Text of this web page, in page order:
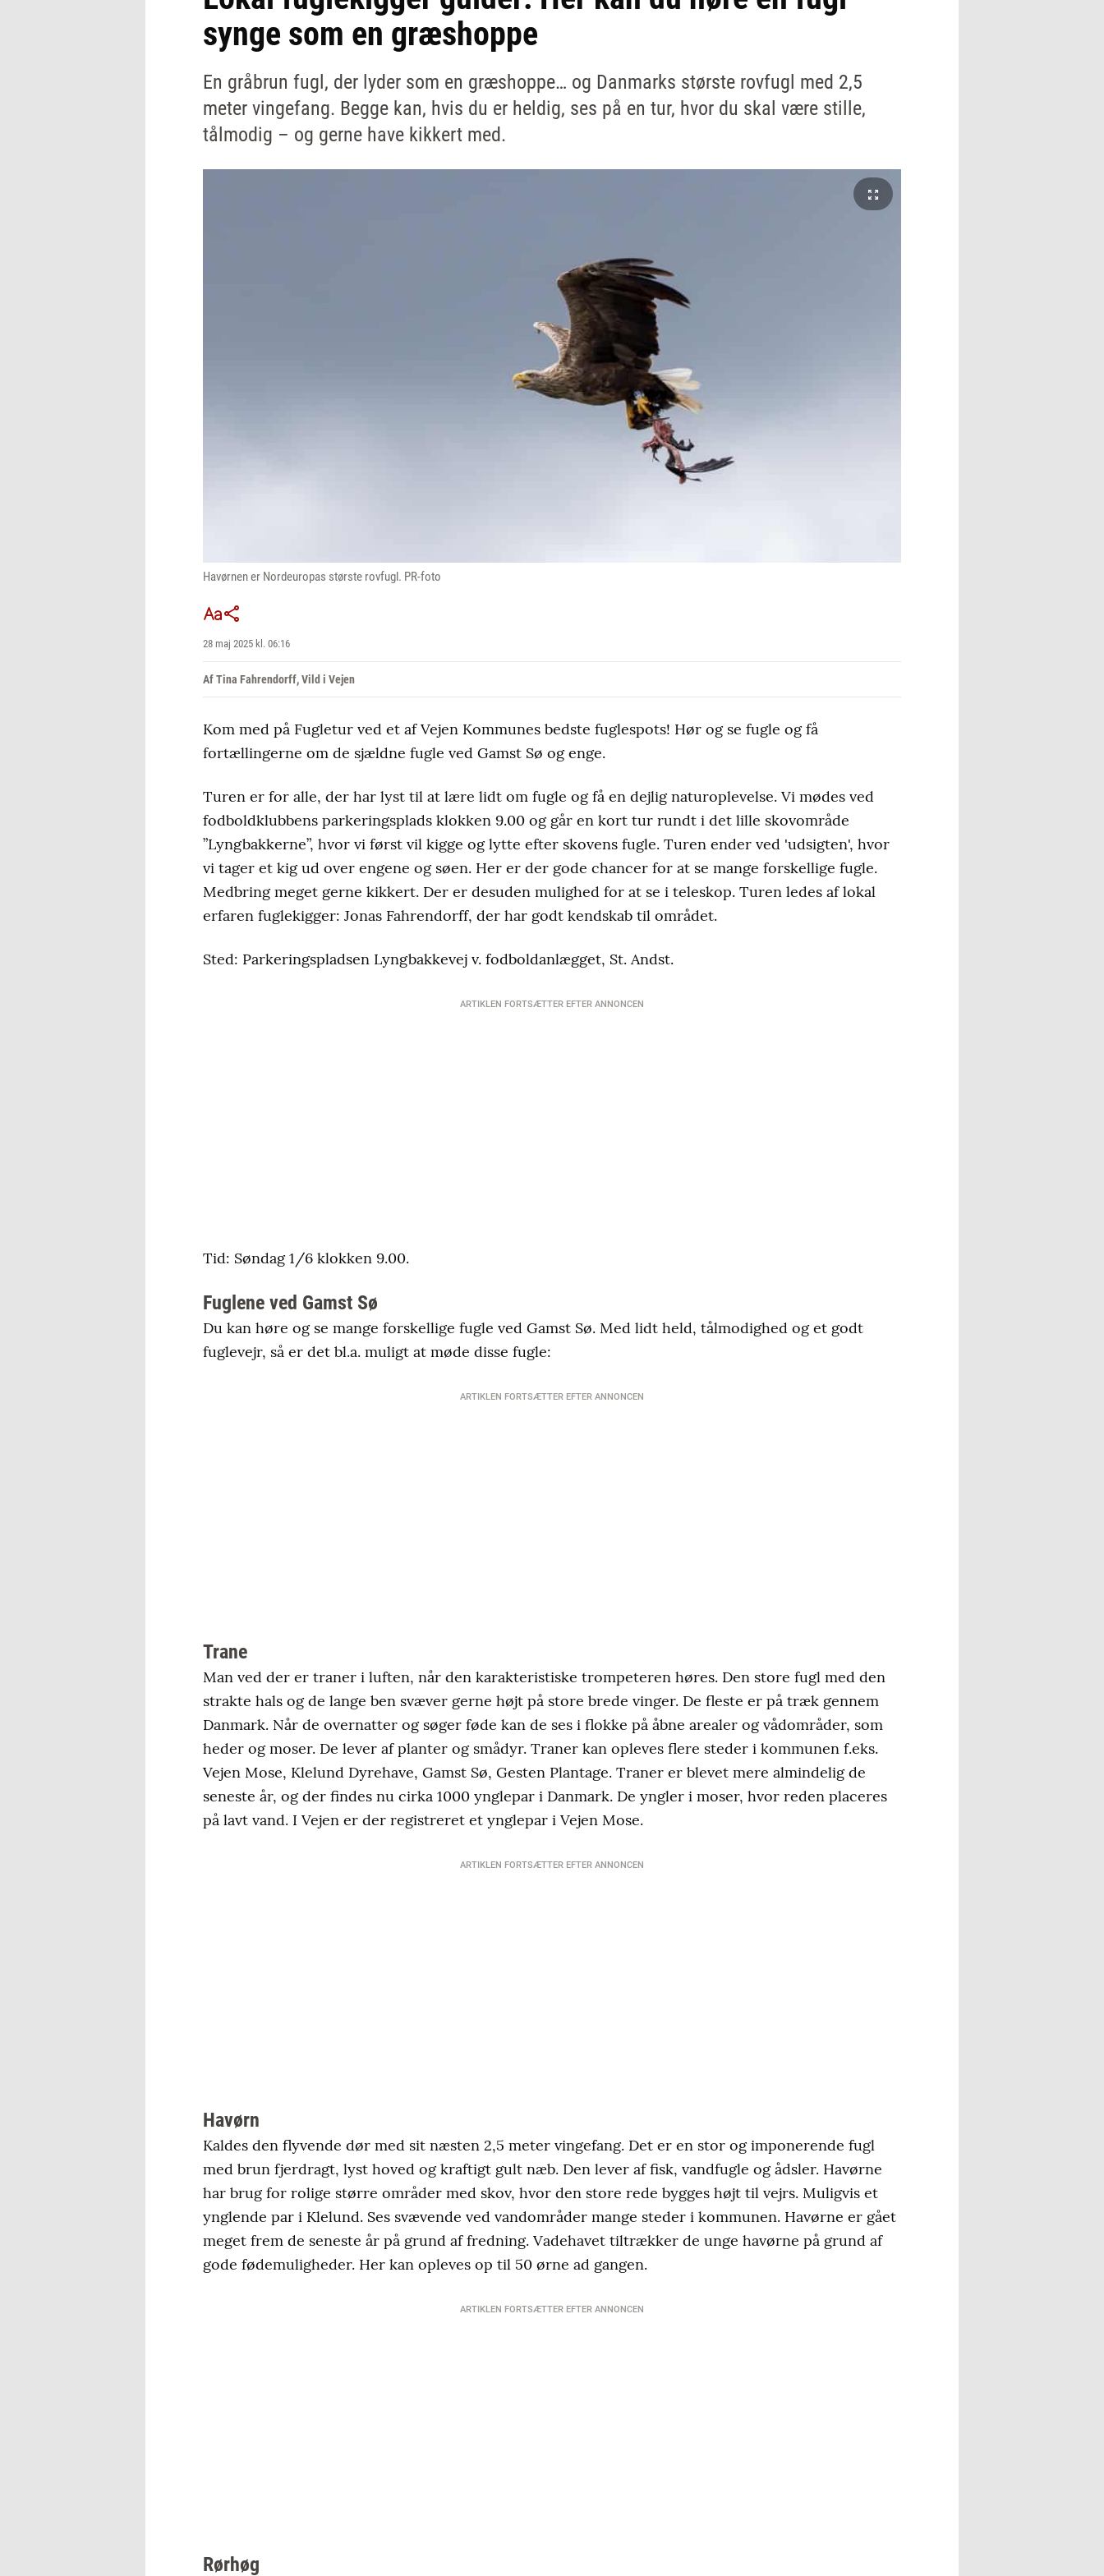
synge som en græshoppe
En gråbrun fugl, der lyder som en græshoppe… og Danmarks største rovfugl med 2,5
meter vingefang. Begge kan, hvis du er heldig, ses på en tur, hvor du skal være stille,
tålmodig – og gerne have kikkert med.
Havørnen er Nordeuropas største rovfugl. PR-foto
28 maj 2025 kl. 06:16
Af Tina Fahrendorff, Vild i Vejen
Kom med på Fugletur ved et af Vejen Kommunes bedste fuglespots! Hør og se fugle og få
fortællingerne om de sjældne fugle ved Gamst Sø og enge.
Turen er for alle, der har lyst til at lære lidt om fugle og få en dejlig naturoplevelse. Vi mødes ved
fodboldklubbens parkeringsplads klokken 9.00 og går en kort tur rundt i det lille skovområde
”Lyngbakkerne”, hvor vi først vil kigge og lytte efter skovens fugle. Turen ender ved 'udsigten', hvor
vi tager et kig ud over engene og søen. Her er der gode chancer for at se mange forskellige fugle.
Medbring meget gerne kikkert. Der er desuden mulighed for at se i teleskop. Turen ledes af lokal
erfaren fuglekigger: Jonas Fahrendorff, der har godt kendskab til området.
Sted: Parkeringspladsen Lyngbakkevej v. fodboldanlægget, St. Andst.
ARTIKLEN FORTSÆTTER EFTER ANNONCEN
Tid: Søndag 1/6 klokken 9.00.
Fuglene ved Gamst Sø
Du kan høre og se mange forskellige fugle ved Gamst Sø. Med lidt held, tålmodighed og et godt
fuglevejr, så er det bl.a. muligt at møde disse fugle:
ARTIKLEN FORTSÆTTER EFTER ANNONCEN
Trane
Man ved der er traner i luften, når den karakteristiske trompeteren høres. Den store fugl med den
strakte hals og de lange ben svæver gerne højt på store brede vinger. De fleste er på træk gennem
Danmark. Når de overnatter og søger føde kan de ses i flokke på åbne arealer og vådområder, som
heder og moser. De lever af planter og smådyr. Traner kan opleves flere steder i kommunen f.eks.
Vejen Mose, Klelund Dyrehave, Gamst Sø, Gesten Plantage. Traner er blevet mere almindelig de
seneste år, og der findes nu cirka 1000 ynglepar i Danmark. De yngler i moser, hvor reden placeres
på lavt vand. I Vejen er der registreret et ynglepar i Vejen Mose.
ARTIKLEN FORTSÆTTER EFTER ANNONCEN
Havørn
Kaldes den flyvende dør med sit næsten 2,5 meter vingefang. Det er en stor og imponerende fugl
med brun fjerdragt, lyst hoved og kraftigt gult næb. Den lever af fisk, vandfugle og ådsler. Havørne
har brug for rolige større områder med skov, hvor den store rede bygges højt til vejrs. Muligvis et
ynglende par i Klelund. Ses svævende ved vandområder mange steder i kommunen. Havørne er gået
meget frem de seneste år på grund af fredning. Vadehavet tiltrækker de unge havørne på grund af
gode fødemuligheder. Her kan opleves op til 50 ørne ad gangen.
ARTIKLEN FORTSÆTTER EFTER ANNONCEN
Rørhøg